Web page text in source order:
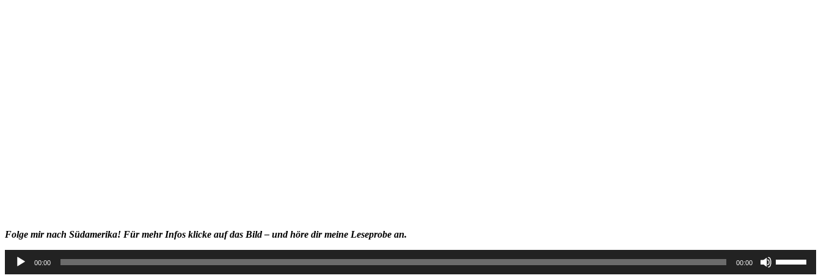
Folge mir nach Südamerika! Für mehr Infos klicke auf das Bild – und höre dir meine Leseprobe an.
Audio-
Player
00:00 00:00
Hoch/